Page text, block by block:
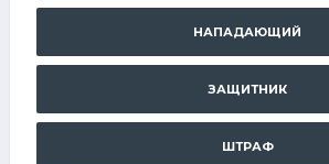
НАПАДАЮЩИЙ
ЗАЩИТНИК
ШТРАФ